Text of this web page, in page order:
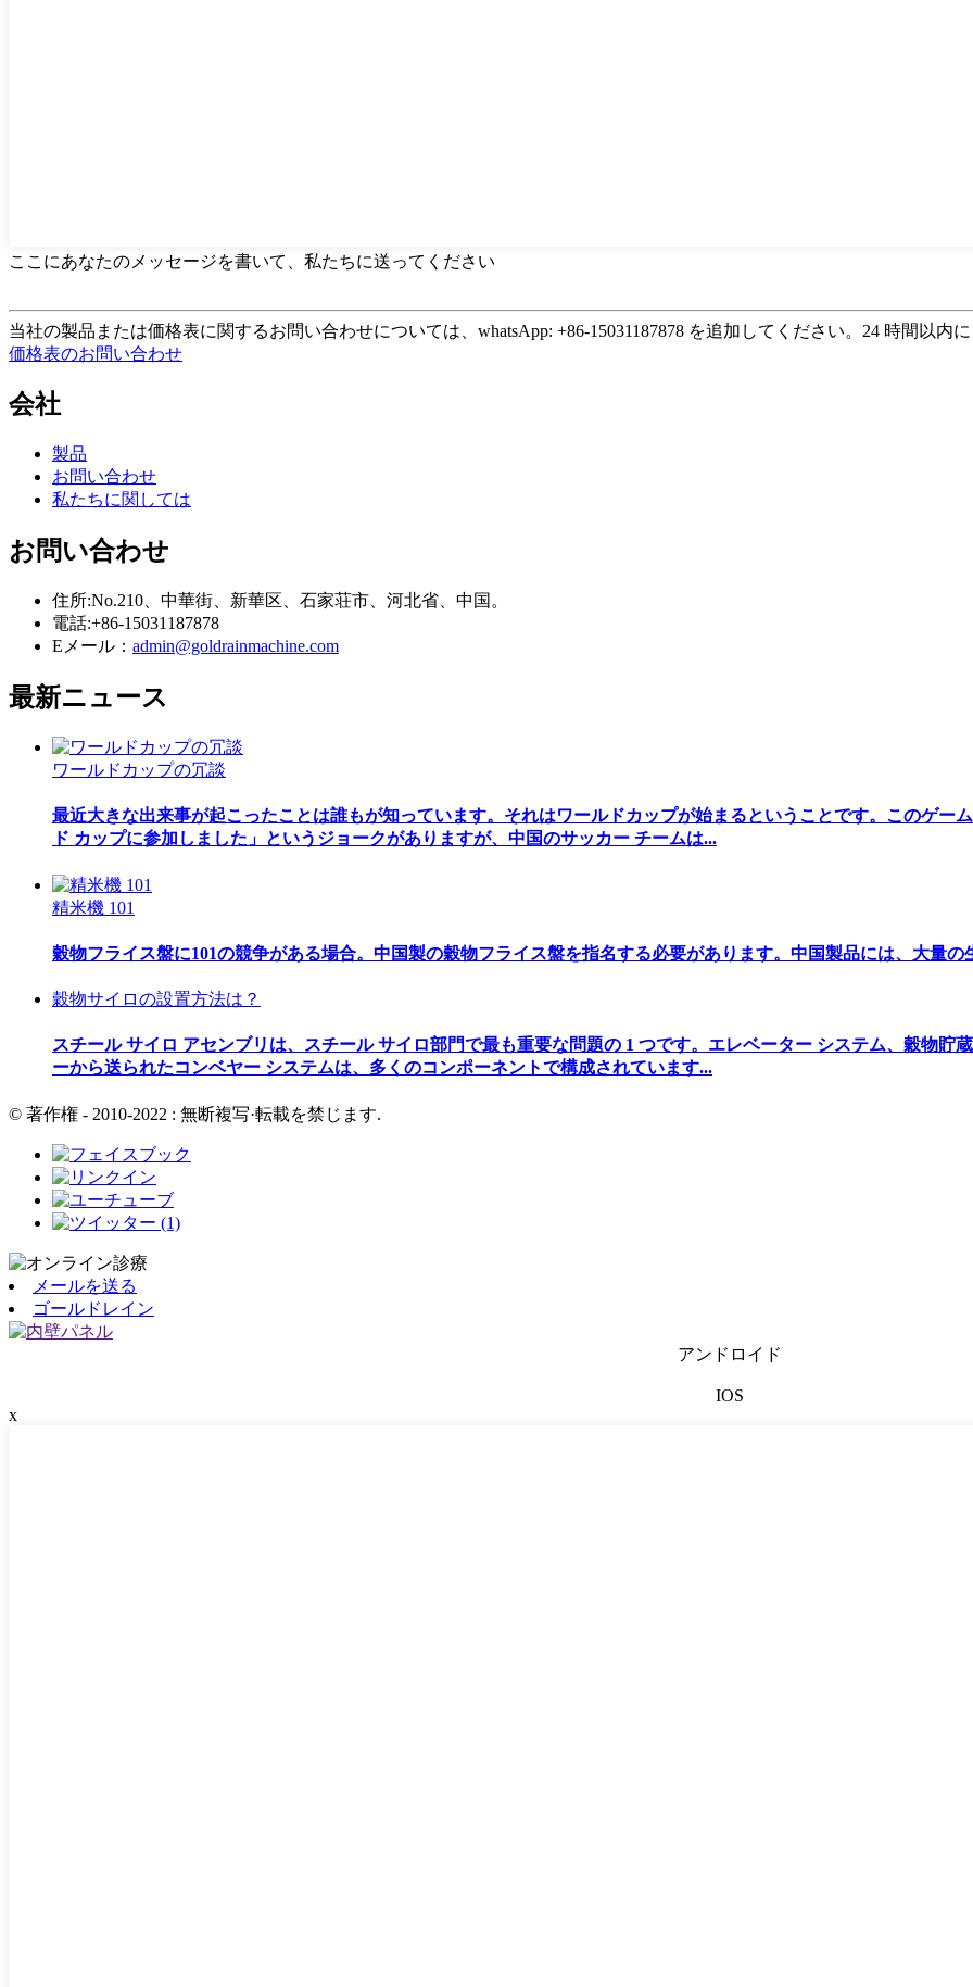
ここにあなたのメッセージを書いて、私たちに送ってください
当社の製品または価格表に関するお問い合わせについては、whatsApp: +86-15031187878 を追加してください。24 時間以内に
価格表のお問い合わせ
会社
製品
お問い合わせ
私たちに関しては
お問い合わせ
住所:No.210、中華街、新華区、石家荘市、河北省、中国。
電話:+86-15031187878
Eメール： admin@goldrainmachine.com
最新ニュース
ワールドカップの冗談
最近大きな出来事が起こったことは誰もが知っています。それはワールドカップが始まるということです。このゲー
ド カップに参加しました」というジョークがありますが、中国のサッカー チームは...
精米機 101
穀物フライス盤に101の競争がある場合。中国製の穀物フライス盤を指名する必要があります。中国製品には、大量
穀物サイロの設置方法は？
スチール サイロ アセンブリは、スチール サイロ部門で最も重要な問題の 1 つです。エレベーター システム、穀物貯
ーから送られたコンベヤー システムは、多くのコンポーネントで構成されています...
© 著作権 - 2010-2022 : 無断複写·転載を禁じます.
メールを送る
ゴールドレイン
アンドロイド
IOS
x